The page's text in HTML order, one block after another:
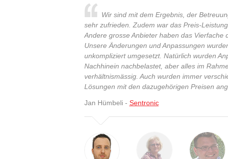
Wir sind mit dem Ergebnis, der
sehr zufrieden. Zudem war das Preis-
Andere grosse Anbieter haben das Vierfache
Unsere Änderungen und Anpassungen
unkompliziert umgesetzt. Natürlich wurden
Nachhinein nachbelastet, aber alles im
verhältnismässig. Auch wurden immer
Lösungen mit den dazugehörigen Preisen
Jan Hümbeli - Sentronic